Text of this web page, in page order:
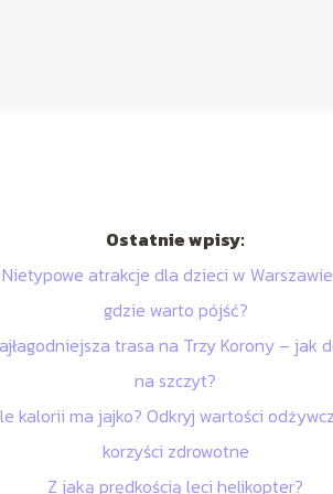
Ostatnie wpisy:
Nietypowe atrakcje dla dzieci w
gdzie warto pójść?
trasa na Trzy Korony – jak
na szczyt?
kalorii ma jajko? Odkryj wartości
korzyści zdrowotne
Z jaką prędkością leci helikopter?